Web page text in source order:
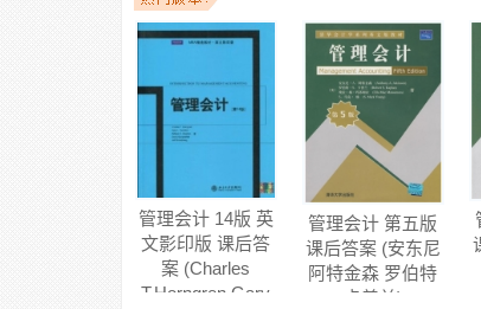
管理会计 14版 英
文影印版 课后答
案 (Charles
T.Horngren Gary
管理会计 第五版
课后答案 (安东尼
阿特金森 罗伯特
卡普兰)